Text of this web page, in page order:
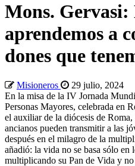
Mons. Gervasi:
aprendemos a
dones que
Misioneros
29 julio, 2024
En la misa de la IV Jornada
Personas Mayores, celebrada en
el auxiliar de la diócesis de
ancianos pueden transmitir a las
después en el milagro de la
añadió: la vida no se basa sólo en
multiplicando su Pan de Vida y